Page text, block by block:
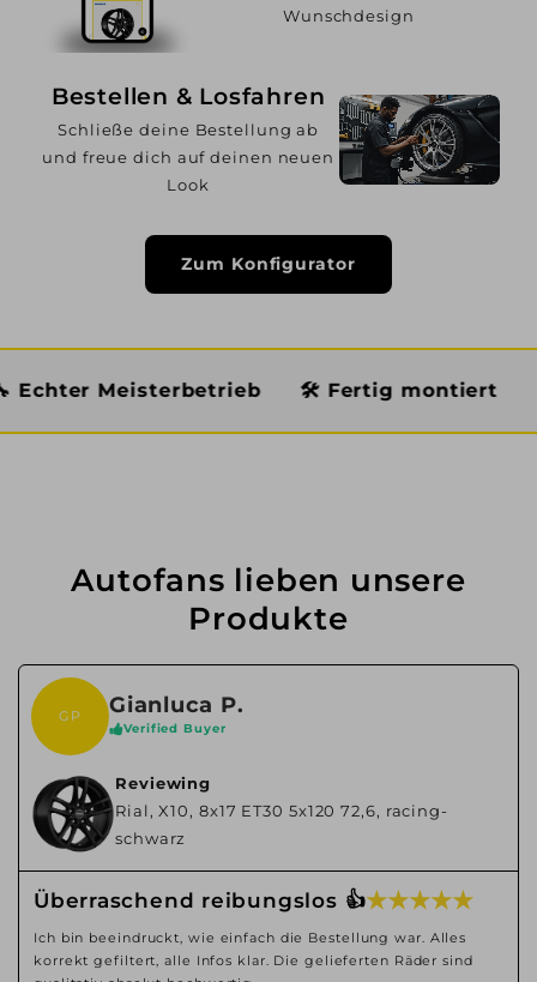
Wunschdesign
Bestellen & Losfahren
Schließe deine Bestellung ab
und freue dich auf deinen neuen
Look
Zum Konfigurator
🛠️ Fertig montiert 🏆
Autofans lieben unsere
Produkte
GP Gianluca P.
Verified Buyer
Reviewing
Rial, X10, 8x17 ET30 5x120 72,6, racing-
schwarz
Überraschend reibungslos 👍★ ★ ★ ★ ★
Ich bin beeindruckt, wie einfach die Bestellung war. Alles
korrekt gefiltert, alle Infos klar. Die gelieferten Räder sind